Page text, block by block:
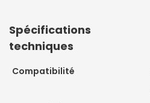
Spécifications
techniques
Compatibilité